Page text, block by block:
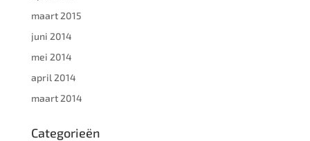
maart 2015
juni 2014
mei 2014
april 2014
maart 2014
Categorieën